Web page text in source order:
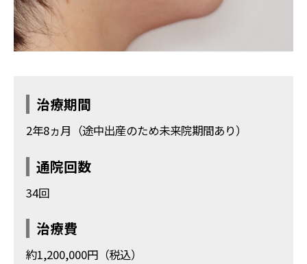
治療期間
2年8ヵ月（途中出産のため未来院期間あり）
通院回数
34回
治療費
約1,200,000円（税込）